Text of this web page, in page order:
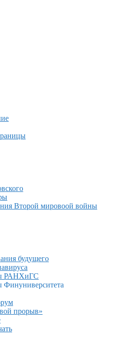
Второй мировоой войны
будущего
РАНХиГС
Финуниверситета
прорыв»